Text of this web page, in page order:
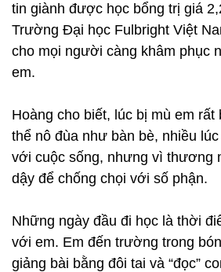
tin giành được học bổng trị giá
Trường Đại học Fulbright Việt
cho mọi người càng khâm phục
em.
Hoàng cho biết, lúc bị mù em rất
thể nô đùa như bàn bè, nhiều
với cuộc sống, nhưng vì thương
dậy để chống chọi với số phận.
Những ngày đầu đi học là thời
với em. Em đến trường trong
giảng bài bằng đôi tai và “đọc”